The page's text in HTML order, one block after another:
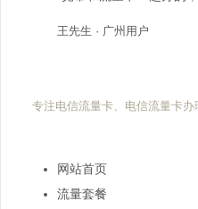
王先生 · 广州用户
专注电信流量卡、电信流量卡
网站首页
流量套餐